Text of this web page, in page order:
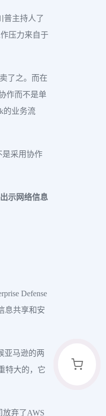
普主持人了
压力来自于
了之。而在
作而不是单
的业务流
是采用协作
示网络信息
Defense
息共享和安
亚马逊的两
特大的，它
弃了AWS